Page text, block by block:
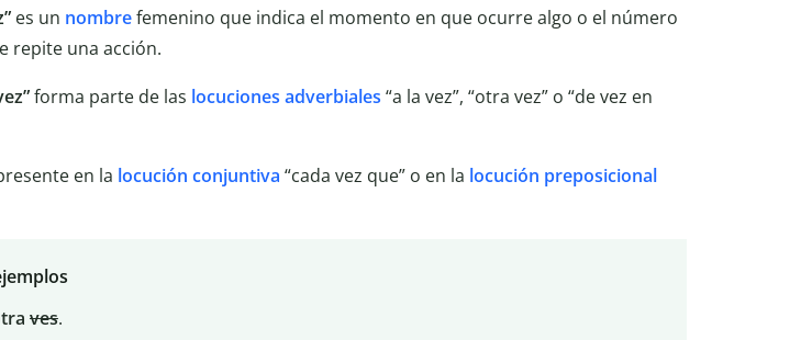
es un nombrefemenino que indica el momento en que ocurre algo o el número
repite una acción.
forma parte de las locuciones adverbiales “a la vez”, “otra vez” o “de vez en
en la locución conjuntiva “cada vez que” o en la locución preposicional
ves.